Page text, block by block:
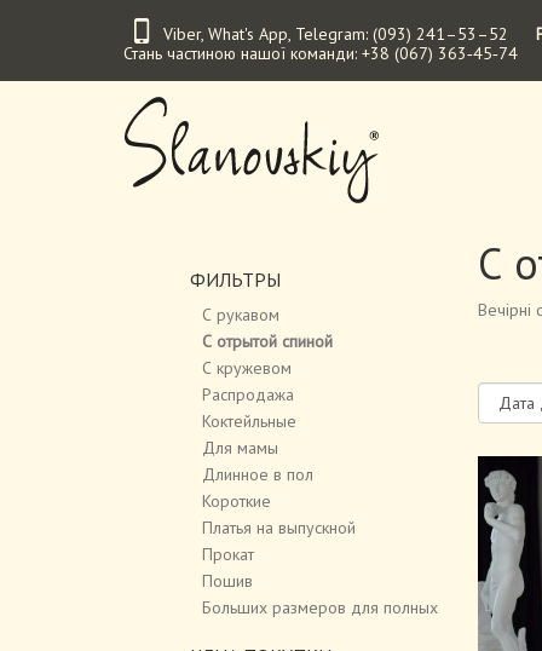
содержанию
Viber,What's App, Telegram:(093) 241–53–52
Стань частиною нашої команди: +38 (067) 363‑45‑74
ФИЛЬТРЫ
С рукавом
С отрытой спиной
С кружевом
Распродажа
Коктейльные
Для мамы
Длинное в пол
Короткие
Платья на выпускной
Прокат
Пошив
Больших размеров для полных
С
Вечірні